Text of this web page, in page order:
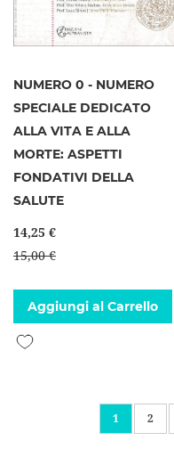
NUMERO 0 - NUMERO
SPECIALE DEDICATO
ALLA VITA E ALLA
MORTE: ASPETTI
FONDATIVI DELLA
SALUTE
14,25 €
15,00 €
Aggiungi al Carrello
Aggiungi alla lista
Pagina
1 2